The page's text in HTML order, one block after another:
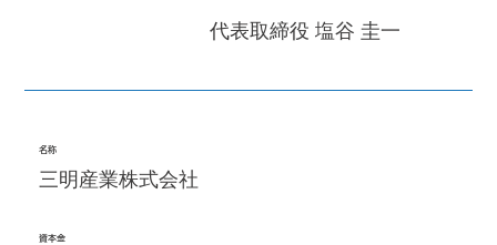
​代表取締役 塩谷 圭一
名称
三明産業株式会社
資本金